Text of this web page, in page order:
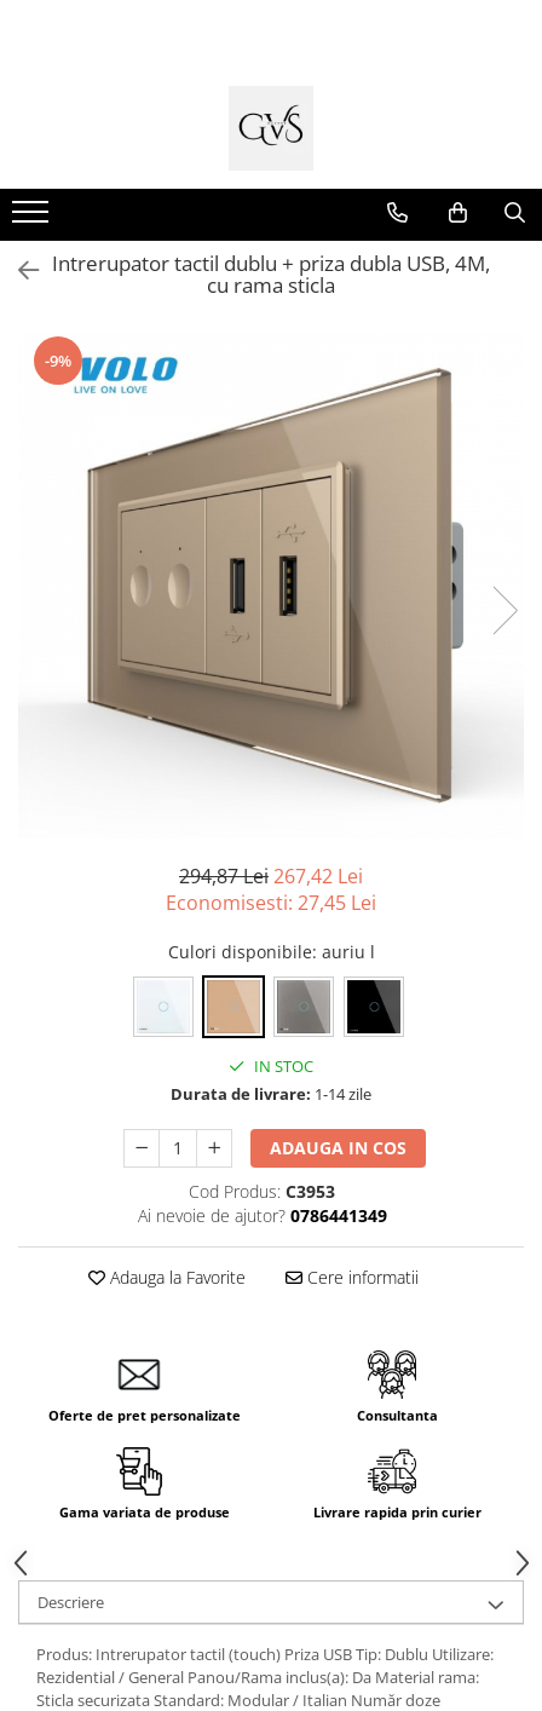
Conductori - Fy - Myf
Cabluri tip Cordon (MYYM)
Cabluri tip CYY-F
Cabluri tip N2XH Halogen Free
Cabluri tip NHXH E90 Halogen Free
Cabluri Alarmă - Incendiu
Tablouri Organizare
Cutii Sigurante
Gama Legrand
Gama Noark
Accesorii Tablou-Sigurante
Jgheaburi Metalice Perforate
Intrerupatoare Touch / Standard
Intrerupatoare Touch / Standard
Italian
Întrerupătoare Mecanice
Living Now With Netatmo
Prize si Intrerupatoare
Aparataj Aplicat
Gama Palmyie Viko
Aparataj Clasic
Gama Legrand Niloe
Panasonic Arkedia Slim
Aparataj Modular
Bticino Living NOW
Intrerupator tactil dublu + priza dubla USB, 4M,
cu rama sticla
-9%
294,87 Lei267,42 Lei
Economisesti: 27,45 Lei
Culori disponibile: auriu l
IN STOC
Durata de livrare: 1-14 zile
ADAUGA IN COS
Cod Produs: C3953
Ai nevoie de ajutor? 0786441349
Adauga la Favorite Cere informatii
Oferte de pret personalizate Consultanta
Gama variata de produse Livrare rapida prin curier
Descriere
Produs: Intrerupator tactil (touch) Priza USB Tip: Dublu Utilizare:
Rezidential / General Panou/Rama inclus(a): Da Material rama:
Sticla securizata Standard: Modular / Italian Număr doze